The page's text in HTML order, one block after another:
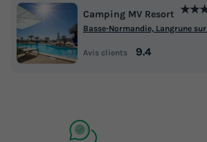
Camping MV Resort
Basse-Normandie, Langrune
Avis clients 9.4